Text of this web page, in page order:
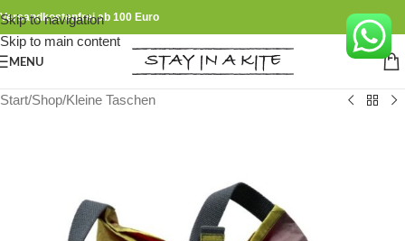
Skip to navigation
Skip to main content
Versandkostenfrei ab 100 Euro
MENU
Start/Shop/Kleine Taschen